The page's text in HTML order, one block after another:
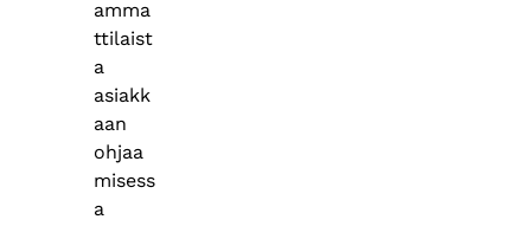
amma
ttilaist
a
asiakk
aan
ohjaa
misess
a